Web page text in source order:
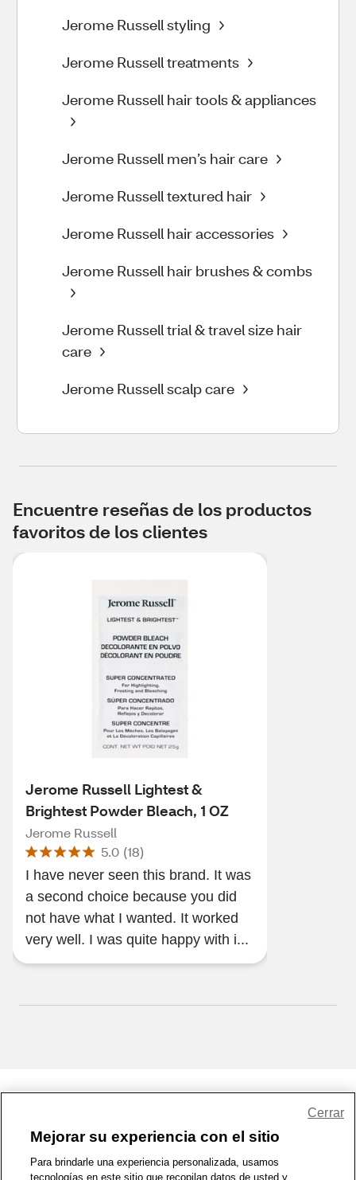
Jerome Russell styling
Jerome Russell treatments
Jerome Russell hair tools & appliances
Jerome Russell men’s hair care
Jerome Russell textured hair
Jerome Russell hair accessories
Jerome Russell hair brushes & combs
Jerome Russell trial & travel size hair
care
Jerome Russell scalp care
Encuentre reseñas de los productos
favoritos de los clientes
Jerome Russell Lightest &
Brightest Powder Bleach, 1 OZ
Jerome Russell
5.0 (18)
I have never seen this brand. It was
a second choice because you did
not have what I wanted. It worked
very well. I was quite happy with i...
1-800-679-9691 | Contáctenos | Términos de Uso | Accesibilidad
Mejorar su experiencia con el sitio
Para brindarle una experiencia personalizada, usamos
tecnologías en este sitio que recopilan datos de usted y
Cerrar